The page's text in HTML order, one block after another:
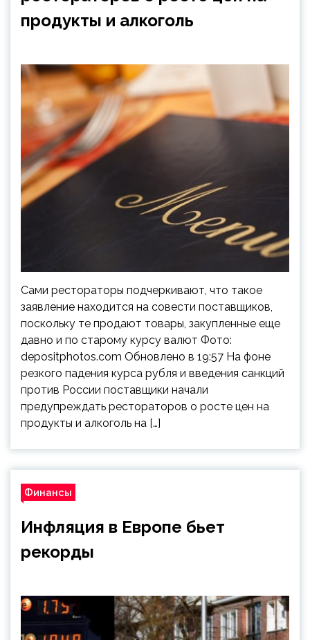
продукты и алкоголь
Сами рестораторы подчеркивают, что такое
заявление находится на совести поставщиков,
поскольку те продают товары, закупленные еще
давно и по старому курсу валют Фото:
depositphotos.com Обновлено в 19:57 На фоне
резкого падения курса рубля и введения санкций
против России поставщики начали
предупреждать рестораторов о росте цен на
продукты и алкоголь на […]
Финансы
Инфляция в Европе бьет
рекорды